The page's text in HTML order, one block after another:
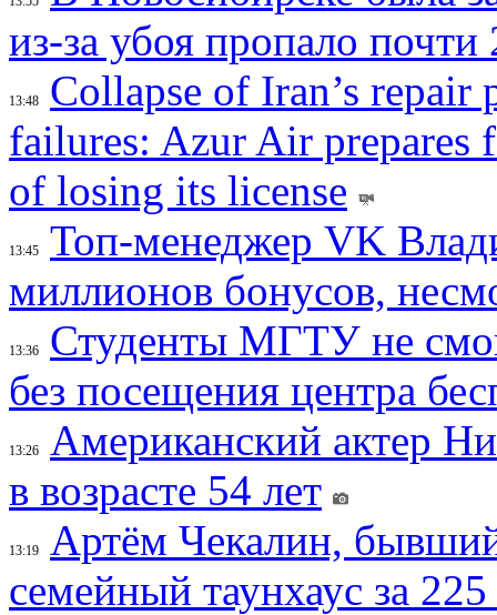
из-за убоя пропало почти
13:48
Collapse of Iran’s repair
failures: Azur Air prepares
of losing its license
13:45
Топ-менеджер VK
миллионов бонусов,
13:36
Студенты МГТУ не
без посещения центра
13:26
Американский актер
в возрасте 54 лет
13:19
Артём Чекалин,
семейный таунхаус за